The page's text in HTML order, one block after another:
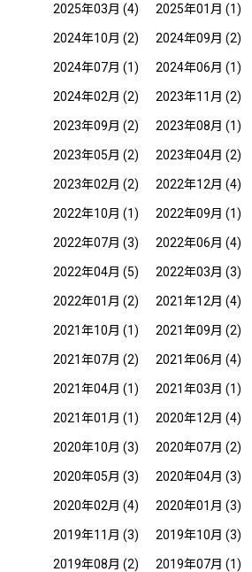
2025年03月 (4) 2025年01月 (1)
2024年10月 (2) 2024年09月 (2)
2024年07月 (1) 2024年06月 (1)
2024年02月 (2) 2023年11月 (2)
2023年09月 (2) 2023年08月 (1)
2023年05月 (2) 2023年04月 (2)
2023年02月 (2) 2022年12月 (4)
2022年10月 (1) 2022年09月 (1)
2022年07月 (3) 2022年06月 (4)
2022年04月 (5) 2022年03月 (3)
2022年01月 (2) 2021年12月 (4)
2021年10月 (1) 2021年09月 (2)
2021年07月 (2) 2021年06月 (4)
2021年04月 (1) 2021年03月 (1)
2021年01月 (1) 2020年12月 (4)
2020年10月 (3) 2020年07月 (2)
2020年05月 (3) 2020年04月 (3)
2020年02月 (4) 2020年01月 (3)
2019年11月 (3) 2019年10月 (3)
2019年08月 (2) 2019年07月 (1)